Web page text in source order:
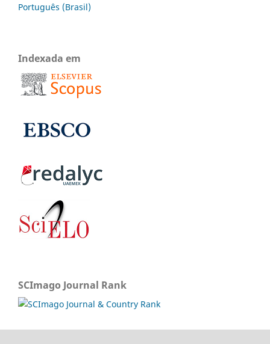
Português (Brasil)
Indexada em
SCImago Journal Rank